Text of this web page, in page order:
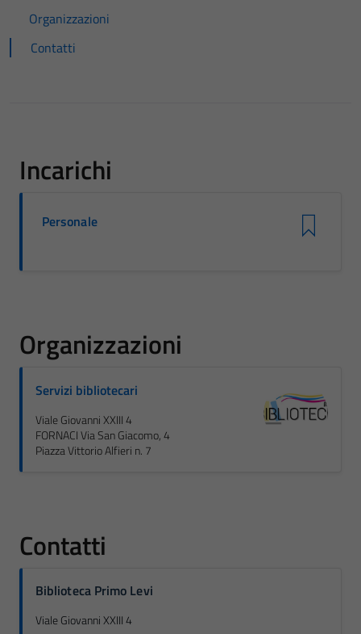
Organizzazioni
Contatti
Incarichi
Personale
Organizzazioni
Servizi bibliotecari
Viale Giovanni XXIII 4
FORNACI Via San Giacomo, 4
Piazza Vittorio Alfieri n. 7
Contatti
Biblioteca Primo Levi
Viale Giovanni XXIII 4